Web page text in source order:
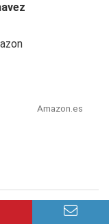
Amazon.es